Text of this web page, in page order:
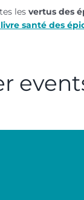
les vertus des
santé des